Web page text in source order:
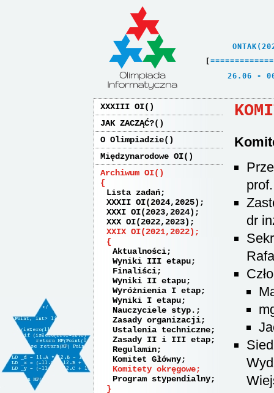
[ =============
26.06
XXXIII OI
JAK ZACZĄĆ?
O Olimpiadzie
Międzynarodowe OI
Archiwum OI
Lista zadań
XXXII OI(2024,2025)
XXXI OI(2023,2024)
XXX OI(2022,2023)
XXIX OI(2021,2022)
Aktualności
Wyniki III etapu
Finaliści
Wyniki II etapu
Wyróżnienia I etap
Wyniki I etapu
Nauczyciele styp.
Zasady organizacji
Ustalenia techniczne
Zasady II i III etap
Regulamin
Komitet Główny
Komitety okręgowe
Program stypendialny
dr